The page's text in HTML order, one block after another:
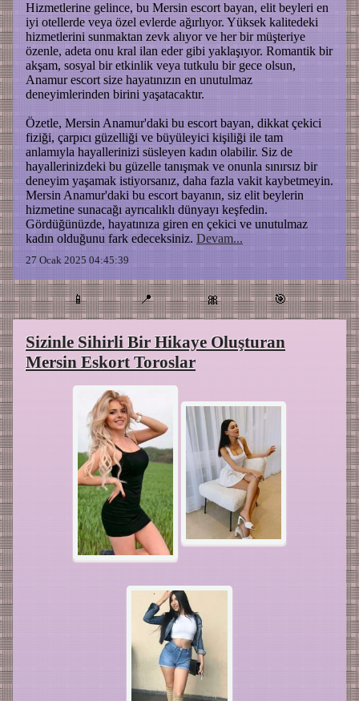
Hizmetlerine gelince, bu Mersin escort bayan, elit beyleri en
iyi otellerde veya özel evlerde ağırlıyor. Yüksek kalitedeki
hizmetlerini sunmaktan zevk alıyor ve her bir müşteriye
özenle, adeta onu kral ilan eder gibi yaklaşıyor. Romantik bir
akşam, sosyal bir etkinlik veya tutkulu bir gece olsun,
Anamur escort size hayatınızın en unutulmaz
deneyimlerinden birini yaşatacaktır.
Özetle, Mersin Anamur'daki bu escort bayan, dikkat çekici
fiziği, çarpıcı güzelliği ve büyüleyici kişiliği ile tam
anlamıyla hayallerinizi süsleyen kadın olabilir. Siz de
hayallerinizdeki bu güzelle tanışmak ve onunla sınırsız bir
deneyim yaşamak istiyorsanız, daha fazla vakit kaybetmeyin.
Mersin Anamur'daki bu escort bayanın, siz elit beylerin
hizmetine sunacağı ayrıcalıklı dünyayı keşfedin.
Gördüğünüzde, hayatınıza giren en çekici ve unutulmaz
kadın olduğunu fark edeceksiniz. Devam...
27 Ocak 2025 04:45:39
📱 📍 🎀 🎯
Sizinle Sihirli Bir Hikaye Oluşturan
Mersin Eskort Toroslar